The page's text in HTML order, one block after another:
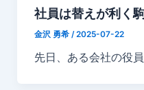
社員は替えが利く
金沢 勇希 /2025-07-22
先日、ある会社の役